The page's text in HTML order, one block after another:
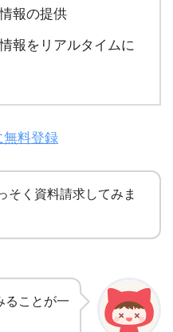
報の提供
報をリアルタイムに
無料登録
そく資料請求してみま
ることが一